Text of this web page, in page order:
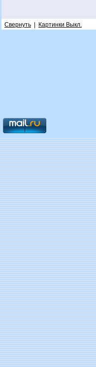
Свернуть Картинки Выкл.